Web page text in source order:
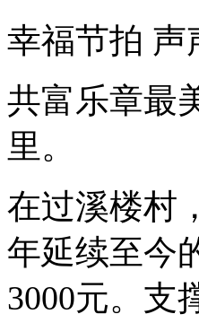
幸福节拍 声
共富乐章最
里。
在过溪楼村
年延续至今
3000元。支